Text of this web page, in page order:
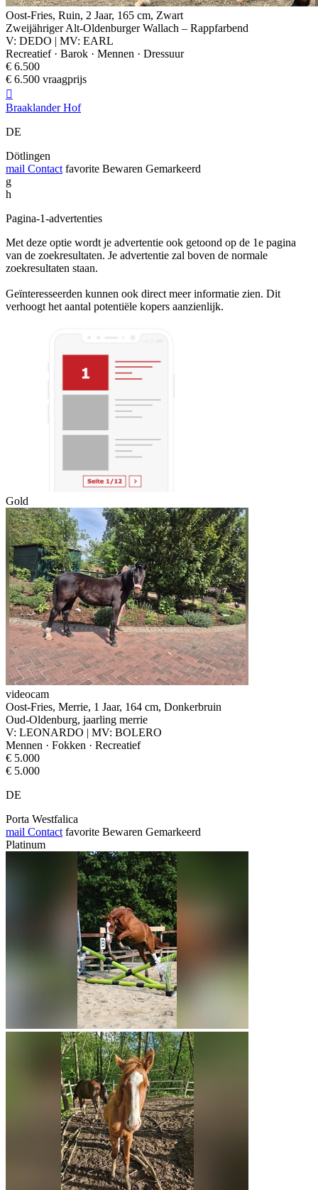
Oost-Fries, Ruin, 2 Jaar, 165 cm, Zwart
Zweijähriger Alt-Oldenburger Wallach – Rappfarbend
V: DEDO | MV: EARL
Recreatief · Barok · Mennen · Dressuur
€ 6.500
€ 6.500 vraagprijs

Braaklander Hof
DE
Dötlingen
mail Contact favorite Bewaren Gemarkeerd
g
h
Pagina-1-advertenties
Met deze optie wordt je advertentie ook getoond op de 1e pagina
van de zoekresultaten. Je advertentie zal boven de normale
zoekresultaten staan.
Geïnteresseerden kunnen ook direct meer informatie zien. Dit
verhoogt het aantal potentiële kopers aanzienlijk.
Gold
videocam
Oost-Fries, Merrie, 1 Jaar, 164 cm, Donkerbruin
Oud-Oldenburg, jaarling merrie
V: LEONARDO | MV: BOLERO
Mennen · Fokken · Recreatief
€ 5.000
€ 5.000
DE
Porta Westfalica
mail Contact favorite Bewaren Gemarkeerd
Platinum